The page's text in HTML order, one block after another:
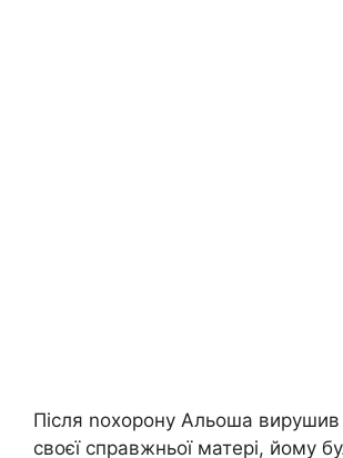
Після nохорону Альоша
своєї справжньої матері, йому